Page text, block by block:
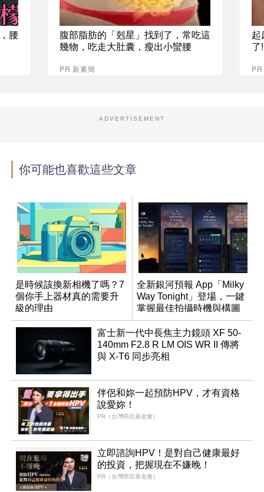
腰
腹部脂肪的「剋星」找到了，常吃這
幾物，吃走大肚囊，瘦出小蠻腰
PR 新素簡
起
了
ADVERTISEMENT
你可能也喜歡這些文章
是時候該換新相機了嗎？7
個你手上器材真的需要升
級的理由
全新銀河預報 App「Milky
Way Tonight」登場，一鍵
掌握最佳拍攝時機與構圖
富士新一代中長焦主力鏡頭 XF 50-
140mm F2.8 R LM OIS WR II 傳將
與 X-T6 同步亮相
伴侶和妳一起預防HPV，才有資格
說愛妳！
PR（台灣癌症基金會）
立即諮詢HPV！是對自己健康最好
的投資，把握現在不嫌晚！
PR（台灣癌症基金會）